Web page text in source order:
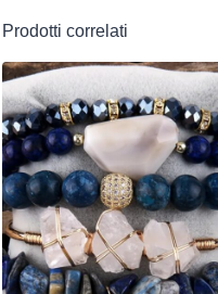
Prodotti correlati